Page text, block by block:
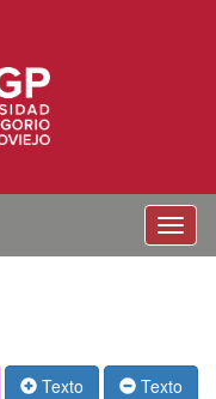
Menu
Texto Texto